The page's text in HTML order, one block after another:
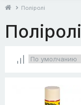
Поліролі
Поліролі